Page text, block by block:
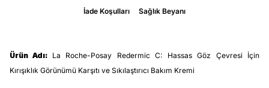
İade Koşulları Sağlık Beyanı
Ürün Adı: La Roche-Posay Redermic C: Hassas Göz Çevresi İçin
Kırışıklık Görünümü Karşıtı ve Sıkılaştırıcı Bakım Kremi